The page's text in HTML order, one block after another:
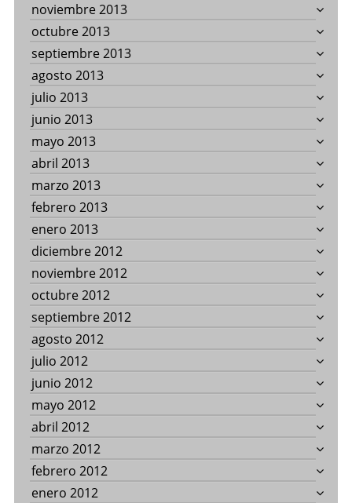
noviembre 2013
octubre 2013
septiembre 2013
agosto 2013
julio 2013
junio 2013
mayo 2013
abril 2013
marzo 2013
febrero 2013
enero 2013
diciembre 2012
noviembre 2012
octubre 2012
septiembre 2012
agosto 2012
julio 2012
junio 2012
mayo 2012
abril 2012
marzo 2012
febrero 2012
enero 2012